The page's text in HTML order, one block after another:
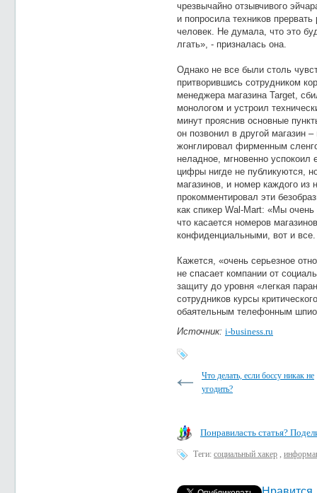
чрезвычайно отзывчивого
и попросила техников
человек. Не думала, что это
лгать», - призналась она.
Однако не все были столь
притворившись сотрудником
менеджера магазина Target,
монологом и устроил
минут прояснив основные
он позвонил в другой магазин
жонглировал фирменным
неладное, мгновенно успокоил
цифры нигде не публикуются,
магазинов, и номер каждого
прокомментировал эти
как спикер Wal-Mart: «Мы
что касается номеров
конфиденциальными, вот и все.
Кажется, «очень серьезное
не спасает компании от
защиту до уровня «легкая
сотрудников курсы
обаятельным телефонным
Источник: i-business.ru
Что делать, если боссу никак не
угодить?
Понравиласть статья?
Теги: социальный хакер ,